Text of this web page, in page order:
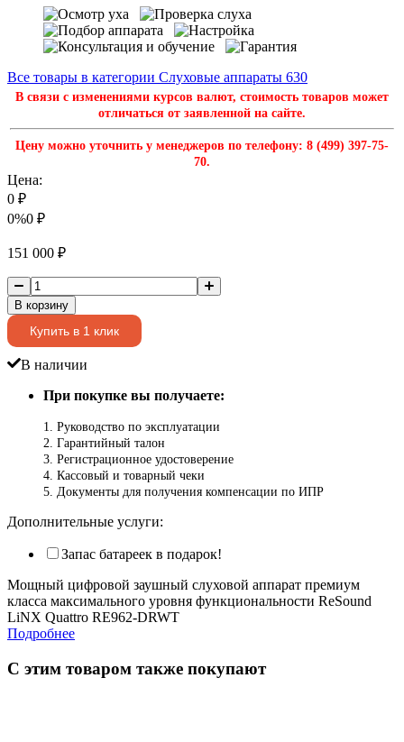
Все товары в категории Слуховые аппараты 630
В связи с изменениями курсов валют, стоимость товаров может
отличаться от заявленной на сайте.
Цену можно уточнить у менеджеров по телефону: 8 (499) 397-75-
70.
Цена:
0 ₽
0%0 ₽
151 000 ₽
В корзину
Купить в 1 клик
В наличии
При покупке вы получаете:
1. Руководство по эксплуатации
2. Гарантийный талон
3. Регистрационное удостоверение
4. Кассовый и товарный чеки
5. Документы для получения компенсации по ИПР
Дополнительные услуги:
Запас батареек в подарок!
Мощный цифровой заушный слуховой аппарат премиум
класса максимального уровня функциональности ReSound
LiNX Quattro RE962-DRWT
Подробнее
С этим товаром также покупают